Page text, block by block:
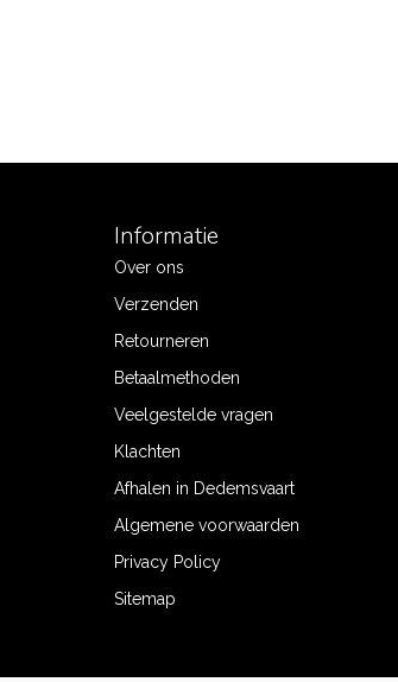
Informatie
Over ons
Verzenden
Retourneren
Betaalmethoden
Veelgestelde vragen
Klachten
Afhalen in Dedemsvaart
Algemene voorwaarden
Privacy Policy
Sitemap